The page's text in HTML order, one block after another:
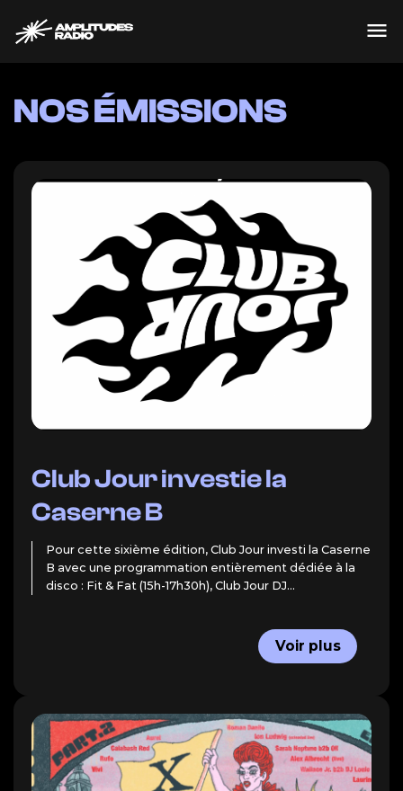
au
NOS ÉMISSIONS
Club Jour investie la
Caserne B
Pour cette sixième édition, Club Jour investi la Caserne
B avec une programmation entièrement dédiée à la
disco : Fit & Fat (15h-17h30h), Club Jour DJ...
Voir plus